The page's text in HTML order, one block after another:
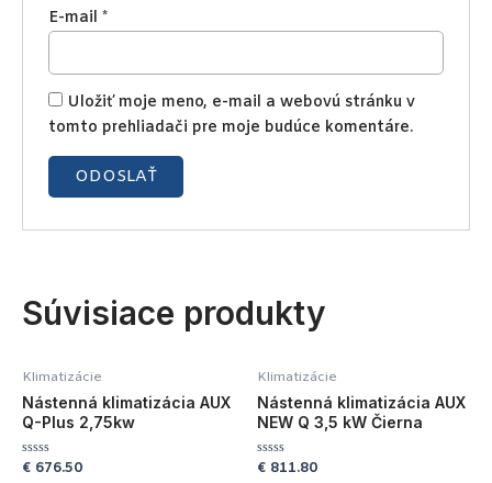
E-mail*
Uložiť moje meno, e-mail a webovú stránku v
tomto prehliadači pre moje budúce komentáre.
Súvisiace produkty
Klimatizácie
Nástenná klimatizácia AUX
Q-Plus 2,75kw
Hodnotenie
€ 676.50
Klimatizácie
Nástenná klimatizácia AUX
NEW Q 3,5 kW Čierna
Hodnotenie
€ 811.80